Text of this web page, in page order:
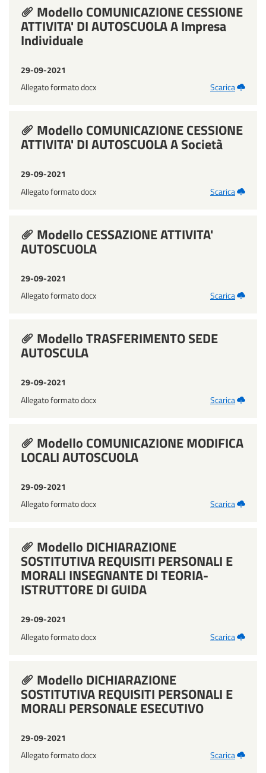
Modello COMUNICAZIONE CESSIONE
ATTIVITA' DI AUTOSCUOLA A Impresa
Individuale
29-09-2021
Allegato formato docx
Scarica
Modello COMUNICAZIONE CESSIONE
ATTIVITA' DI AUTOSCUOLA A Società
29-09-2021
Allegato formato docx
Scarica
Modello CESSAZIONE ATTIVITA'
AUTOSCUOLA
29-09-2021
Allegato formato docx
Scarica
Modello TRASFERIMENTO SEDE
AUTOSCULA
29-09-2021
Allegato formato docx
Scarica
Modello COMUNICAZIONE MODIFICA
LOCALI AUTOSCUOLA
29-09-2021
Allegato formato docx
Scarica
Modello DICHIARAZIONE
SOSTITUTIVA REQUISITI PERSONALI E
MORALI INSEGNANTE DI TEORIA-
ISTRUTTORE DI GUIDA
29-09-2021
Allegato formato docx
Scarica
Modello DICHIARAZIONE
SOSTITUTIVA REQUISITI PERSONALI E
MORALI PERSONALE ESECUTIVO
29-09-2021
Allegato formato docx
Scarica